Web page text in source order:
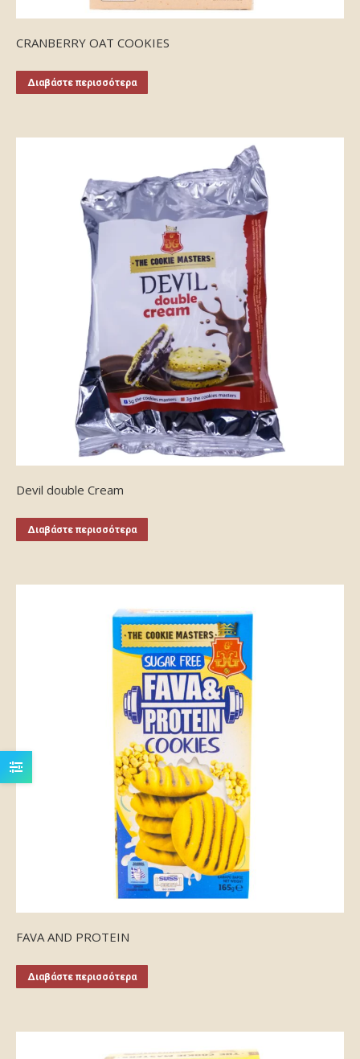
CRANBERRY OAT COOKIES
Διαβάστε περισσότερα
Devil double Cream
Διαβάστε περισσότερα
FAVA AND PROTEIN
Διαβάστε περισσότερα